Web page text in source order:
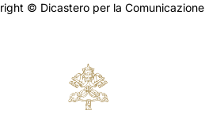
© Dicastero per la Comunicazione